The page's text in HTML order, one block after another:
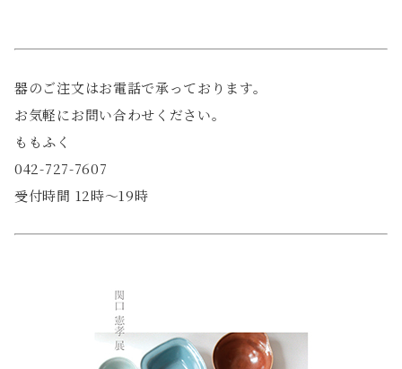
器のご注文はお電話で承っております。
お気軽にお問い合わせください。
ももふく
042-727-7607
受付時間 12時〜19時